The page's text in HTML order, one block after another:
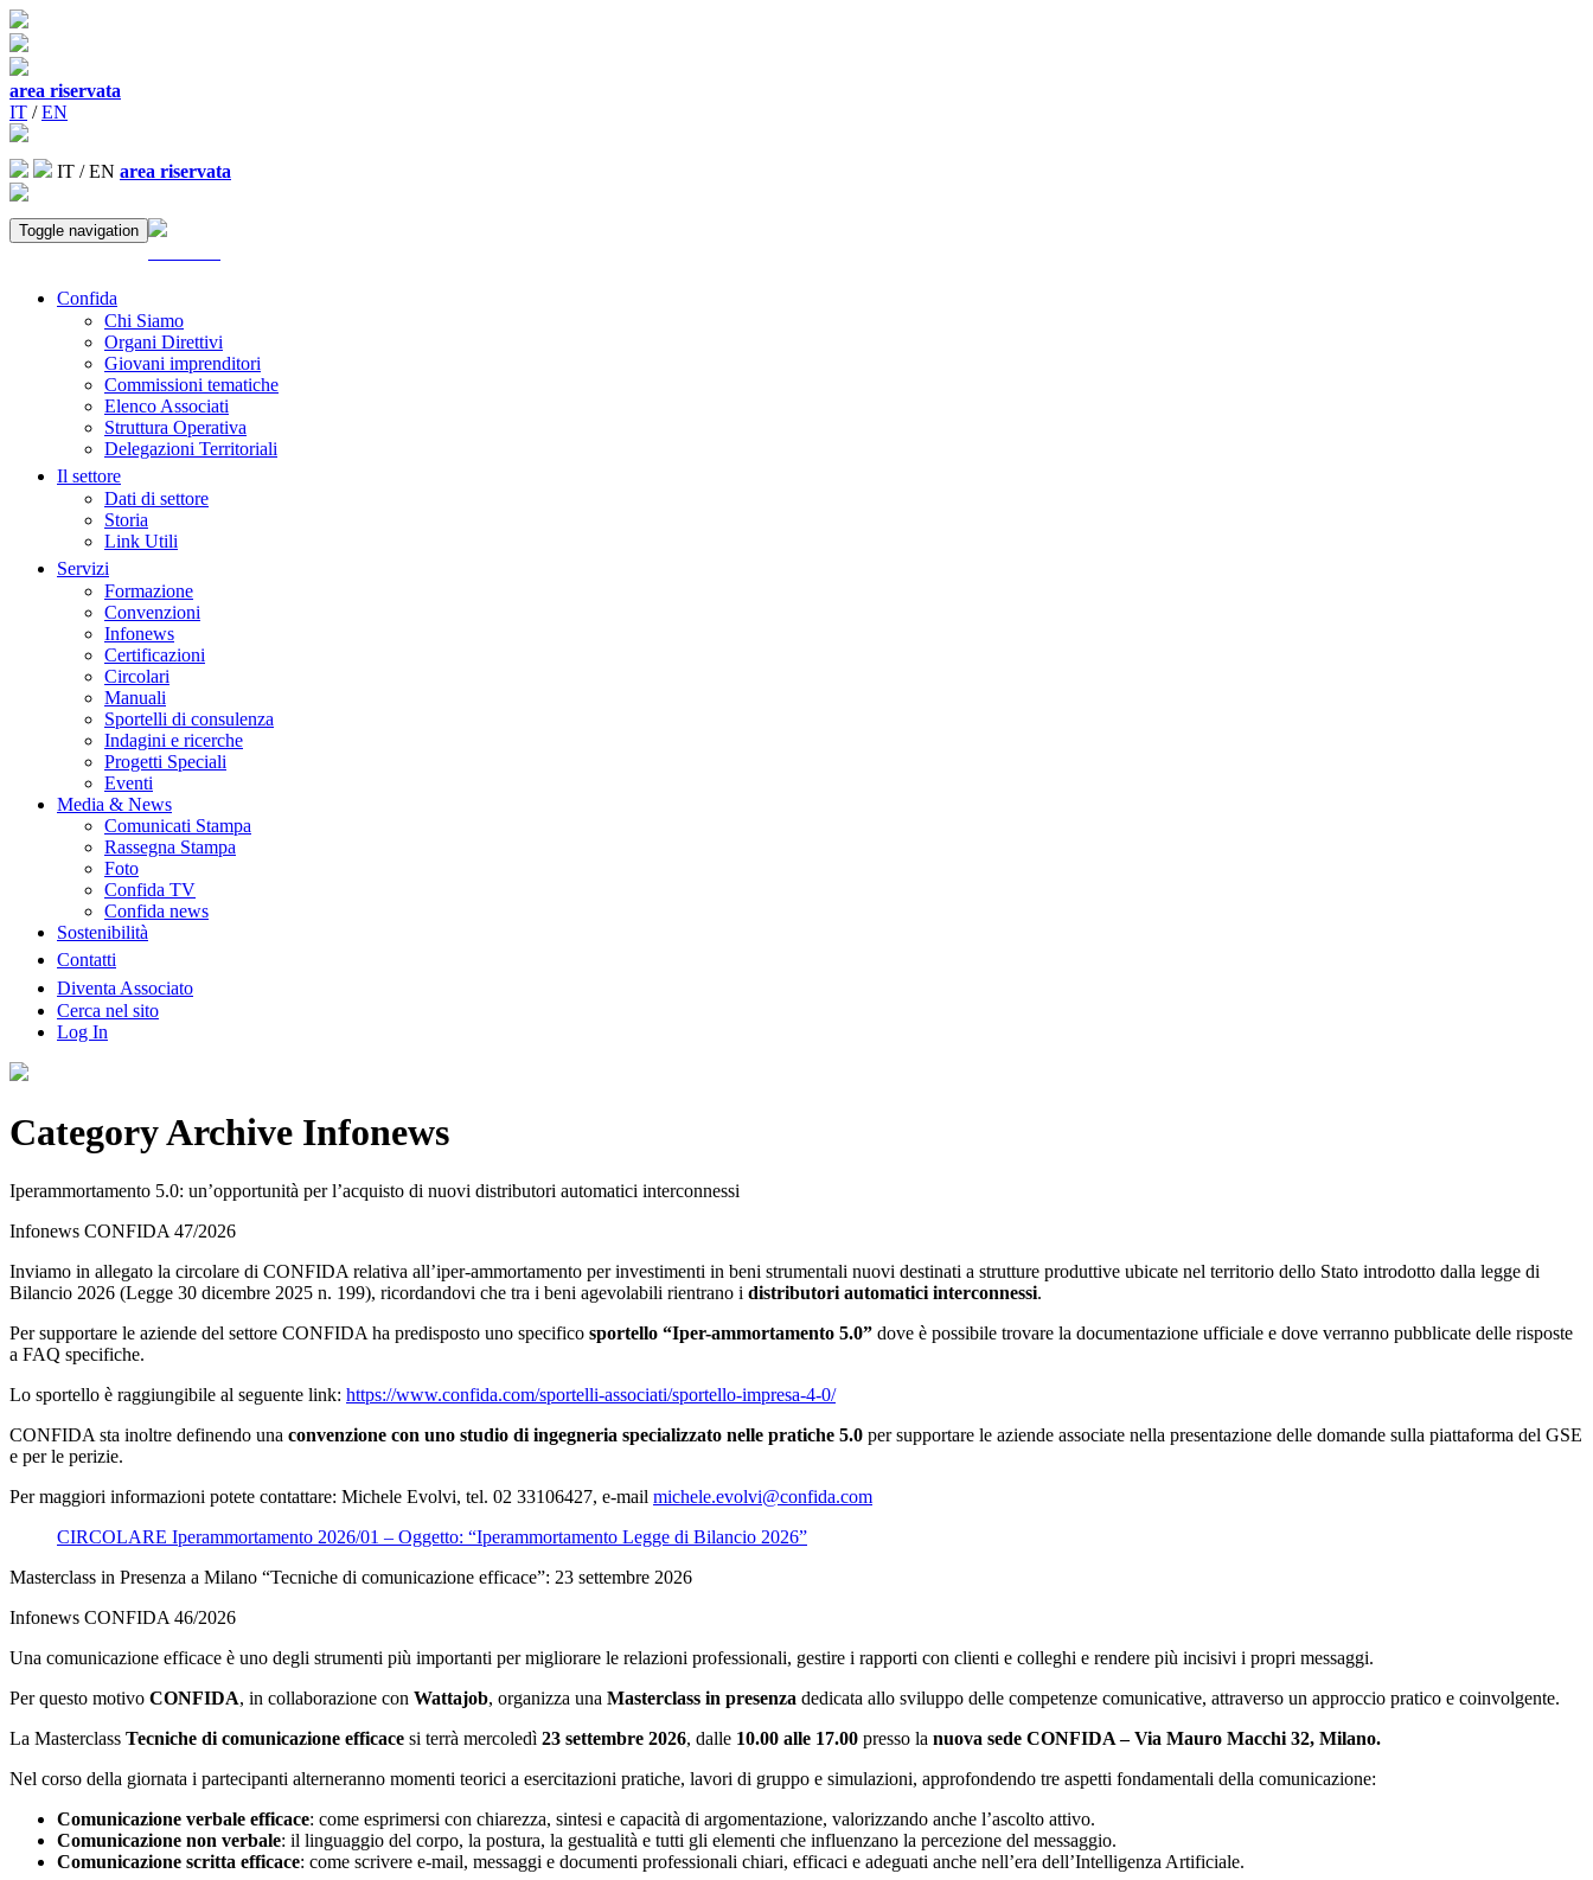
area riservata
IT /EN
IT /EN area riservata
Toggle navigation
Confida
Chi Siamo
Organi Direttivi
Giovani imprenditori
Commissioni tematiche
Elenco Associati
Struttura Operativa
Delegazioni Territoriali
Il settore
Dati di settore
Storia
Link Utili
Servizi
Formazione
Convenzioni
Infonews
Certificazioni
Circolari
Manuali
Sportelli di consulenza
Indagini e ricerche
Progetti Speciali
Eventi
Media & News
Comunicati Stampa
Rassegna Stampa
Foto
Confida TV
Confida news
Sostenibilità
Contatti
Diventa Associato
Cerca nel sito
Log In
Category Archive Infonews
Iperammortamento 5.0: un’opportunità per l’acquisto di nuovi distributori automatici interconnessi
Infonews CONFIDA 47/2026
Inviamo in allegato la circolare di CONFIDA relativa all’iper-ammortamento per investimenti in beni strumentali nuovi destinati a strutture produttive ubicate nel territorio dello Stato introdotto dalla legge di
Bilancio 2026 (Legge 30 dicembre 2025 n. 199), ricordandovi che tra i beni agevolabili rientrano i distributori automatici interconnessi.
Per supportare le aziende del settore CONFIDA ha predisposto uno specifico sportello “Iper-ammortamento 5.0” dove è possibile trovare la documentazione ufficiale e dove verranno pubblicate delle risposte
a FAQ specifiche.
Lo sportello è raggiungibile al seguente link: https://www.confida.com/sportelli-associati/sportello-impresa-4-0/
CONFIDA sta inoltre definendo una convenzione con uno studio di ingegneria specializzato nelle pratiche 5.0 per supportare le aziende associate nella presentazione delle domande sulla piattaforma del GSE
e per le perizie.
Per maggiori informazioni potete contattare: Michele Evolvi, tel. 02 33106427, e-mail michele.evolvi@confida.com
CIRCOLARE Iperammortamento 2026/01 – Oggetto: “Iperammortamento Legge di Bilancio 2026”
Masterclass in Presenza a Milano “Tecniche di comunicazione efficace”: 23 settembre 2026
Infonews CONFIDA 46/2026
Una comunicazione efficace è uno degli strumenti più importanti per migliorare le relazioni professionali, gestire i rapporti con clienti e colleghi e rendere più incisivi i propri messaggi.
Per questo motivo CONFIDA, in collaborazione con Wattajob, organizza una Masterclass in presenza dedicata allo sviluppo delle competenze comunicative, attraverso un approccio pratico e coinvolgente.
La Masterclass Tecniche di comunicazione efficace si terrà mercoledì 23 settembre 2026, dalle 10.00 alle 17.00 presso la nuova sede CONFIDA – Via Mauro Macchi 32, Milano.
Nel corso della giornata i partecipanti alterneranno momenti teorici a esercitazioni pratiche, lavori di gruppo e simulazioni, approfondendo tre aspetti fondamentali della comunicazione:
Comunicazione verbale efficace: come esprimersi con chiarezza, sintesi e capacità di argomentazione, valorizzando anche l’ascolto attivo.
Comunicazione non verbale: il linguaggio del corpo, la postura, la gestualità e tutti gli elementi che influenzano la percezione del messaggio.
Comunicazione scritta efficace: come scrivere e-mail, messaggi e documenti professionali chiari, efficaci e adeguati anche nell’era dell’Intelligenza Artificiale.